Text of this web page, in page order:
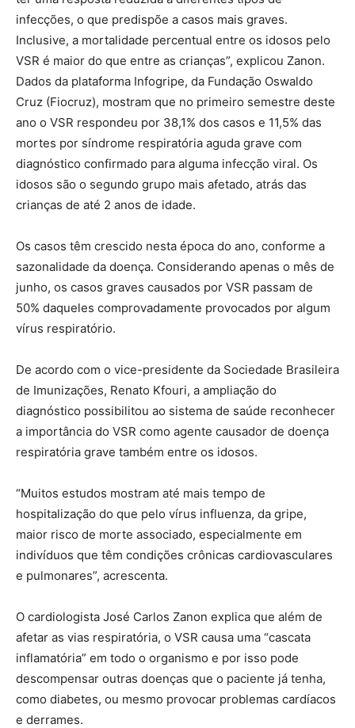
infecções, o que predispõe a casos mais graves.
Inclusive, a mortalidade percentual entre os idosos pelo
VSR é maior do que entre as crianças”, explicou Zanon.
Dados da plataforma Infogripe, da Fundação Oswaldo
Cruz (Fiocruz), mostram que no primeiro semestre deste
ano o VSR respondeu por 38,1% dos casos e 11,5% das
mortes por síndrome respiratória aguda grave com
diagnóstico confirmado para alguma infecção viral. Os
idosos são o segundo grupo mais afetado, atrás das
crianças de até 2 anos de idade.
Os casos têm crescido nesta época do ano, conforme a
sazonalidade da doença. Considerando apenas o mês de
junho, os casos graves causados por VSR passam de
50% daqueles comprovadamente provocados por algum
vírus respiratório.
De acordo com o vice-presidente da Sociedade Brasileira
de Imunizações, Renato Kfouri, a ampliação do
diagnóstico possibilitou ao sistema de saúde reconhecer
a importância do VSR como agente causador de doença
respiratória grave também entre os idosos.
“Muitos estudos mostram até mais tempo de
hospitalização do que pelo vírus influenza, da gripe,
maior risco de morte associado, especialmente em
indivíduos que têm condições crônicas cardiovasculares
e pulmonares”, acrescenta.
O cardiologista José Carlos Zanon explica que além de
afetar as vias respiratória, o VSR causa uma “cascata
inflamatória” em todo o organismo e por isso pode
descompensar outras doenças que o paciente já tenha,
como diabetes, ou mesmo provocar problemas cardíacos
e derrames.